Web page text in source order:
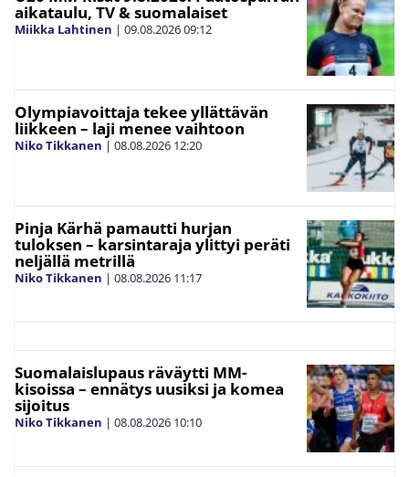
aikataulu, TV & suomalaiset
Miikka Lahtinen | 09.08.202609:12
Olympiavoittaja tekee yllättävän
liikkeen – laji menee vaihtoon
Niko Tikkanen | 08.08.2026 12:20
Pinja Kärhä pamautti hurjan
tuloksen – karsintaraja ylittyi peräti
neljällä metrillä
Niko Tikkanen | 08.08.2026 11:17
Suomalaislupaus räväytti MM-
kisoissa – ennätys uusiksi ja komea
sijoitus
Niko Tikkanen | 08.08.2026 10:10